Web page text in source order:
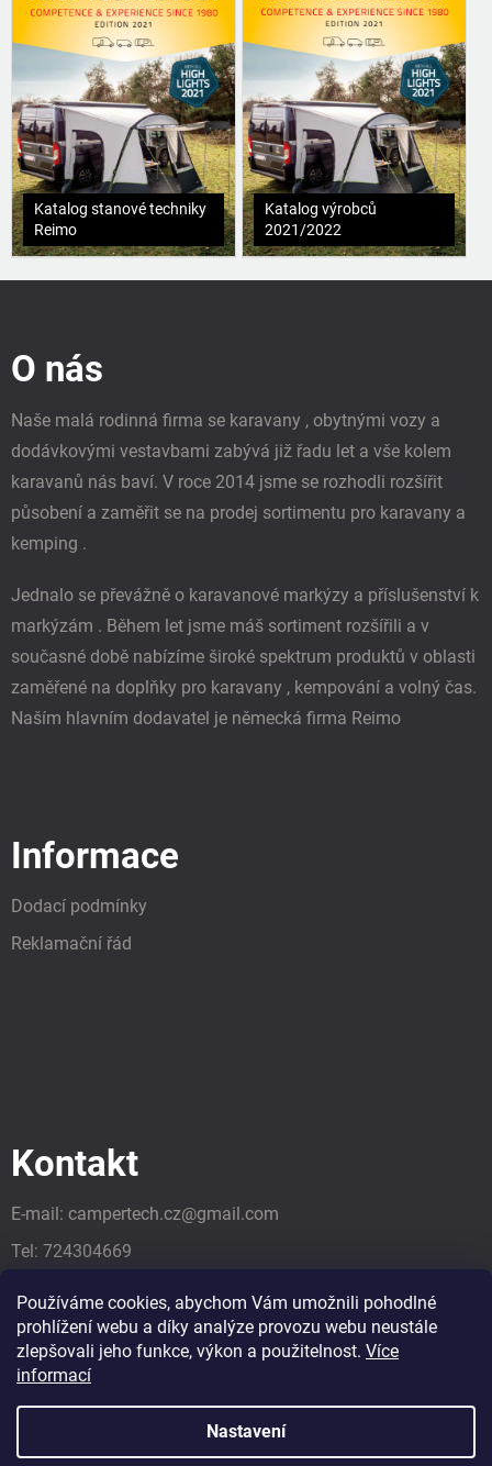
Používáme cookies, abychom Vám umožnili pohodlné
prohlížení webu a díky analýze provozu webu neustále
zlepšovali jeho funkce, výkon a použitelnost. Více
informací
Nastavení
Katalog stanové techniky
Reimo
Katalog výrobců
2021/2022
O nás
Naše malá rodinná firma se karavany , obytnými vozy a
dodávkovými vestavbami zabývá již řadu let a vše kolem
karavanů nás baví. V roce 2014 jsme se rozhodli rozšířit
působení a zaměřit se na prodej sortimentu pro karavany a
kemping .
Jednalo se převážně o karavanové markýzy a příslušenství k
markýzám . Během let jsme máš sortiment rozšířili a v
současné době nabízíme široké spektrum produktů v oblasti
zaměřené na doplňky pro karavany , kempování a volný čas.
Naším hlavním dodavatel je německá firma Reimo
Informace
Dodací podmínky
Reklamační řád
Kontakt
E-mail: campertech.cz@gmail.com
Tel: 724304669